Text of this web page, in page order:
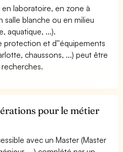
laboratoire, en zone à
blanche ou en milieu
aquatique, ...).
protection et d''équipements
chaussons, ...) peut être
pour le métier
avec un Master (Master